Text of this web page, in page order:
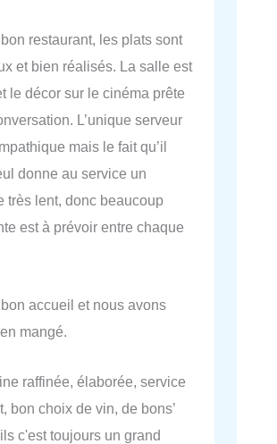
restaurant, les plats sont
et bien réalisés. La salle est
le décor sur le cinéma prête
L’unique serveur
mais le fait qu’il
donne au service un
très lent, donc beaucoup
est à prévoir entre chaque
accueil et nous avons
mangé.
raffinée, élaborée, service
bon choix de vin, de bons’
c'est toujours un grand